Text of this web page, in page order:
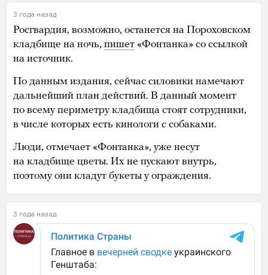
3 года назад
Росгвардия, возможно, останется на Пороховском
кладбище на ночь, пишет «Фонтанка» со ссылкой
на источник.
По данным издания, сейчас силовики намечают
дальнейший план действий. В данный момент
по всему периметру кладбища стоят сотрудники,
в числе которых есть кинологи с собаками.
Люди, отмечает «Фонтанка», уже несут
на кладбище цветы. Их не пускают внутрь,
поэтому они кладут букеты у ограждения.
3 года назад